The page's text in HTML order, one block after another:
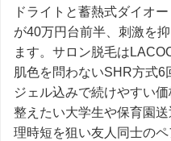
ドライトと蓄熱式ダイオ
が40万円台前半、刺激を
ます。サロン脱毛は
肌色を問わないSHR方式
ジェル込みで続けやすい
整えたい大学生や保育園
理時短を狙い友人同士の